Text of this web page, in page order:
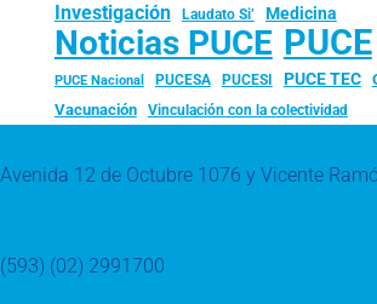
Investigación Laudato Si’ Medicina
Noticias PUCE PUCE
PUCE Nacional PUCESA PUCESI PUCE TEC
Vacunación
Vinculación con la colectividad
Avenida 12 de Octubre 1076 y Vicente
(593) (02) 2991700